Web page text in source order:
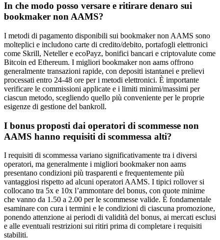
In che modo posso versare e ritirare denaro sui
bookmaker non AAMS?
I metodi di pagamento disponibili sui bookmaker non AAMS sono
molteplici e includono carte di credito/debito, portafogli elettronici
come Skrill, Neteller e ecoPayz, bonifici bancari e criptovalute come
Bitcoin ed Ethereum. I migliori bookmaker non aams offrono
generalmente transazioni rapide, con depositi istantanei e prelievi
processati entro 24-48 ore per i metodi elettronici. È importante
verificare le commissioni applicate e i limiti minimi/massimi per
ciascun metodo, scegliendo quello più conveniente per le proprie
esigenze di gestione del bankroll.
I bonus proposti dai operatori di scommesse non
AAMS hanno requisiti di scommessa alti?
I requisiti di scommessa variano significativamente tra i diversi
operatori, ma generalmente i migliori bookmaker non aams
presentano condizioni più trasparenti e frequentemente più
vantaggiosi rispetto ad alcuni operatori AAMS. I tipici rollover si
collocano tra 5x e 10x l’ammontare del bonus, con quote minime
che vanno da 1.50 a 2.00 per le scommesse valide. È fondamentale
esaminare con cura i termini e le condizioni di ciascuna promozione,
ponendo attenzione ai periodi di validità del bonus, ai mercati esclusi
e alle eventuali restrizioni sui ritiri prima di completare i requisiti
stabiliti.